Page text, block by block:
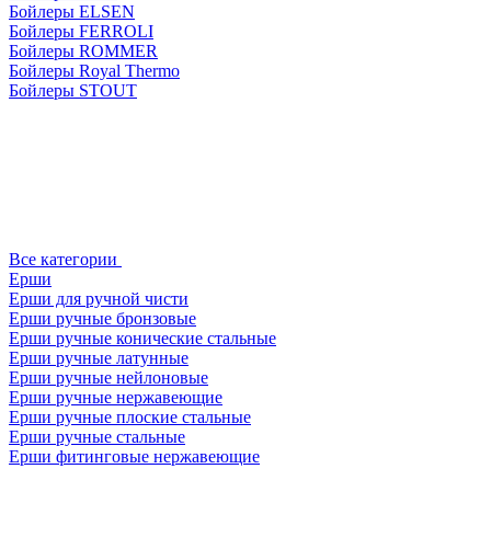
Бойлеры ELSEN
Бойлеры FERROLI
Бойлеры ROMMER
Бойлеры Royal Thermo
Бойлеры STOUT
Все категории
Ерши
Ерши для ручной чисти
Ерши ручные бронзовые
Ерши ручные конические стальные
Ерши ручные латунные
Ерши ручные нейлоновые
Ерши ручные нержавеющие
Ерши ручные плоские стальные
Ерши ручные стальные
Ерши фитинговые нержавеющие